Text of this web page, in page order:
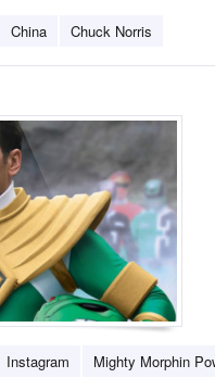
China Chuck Norris
Instagram Mighty Morphin